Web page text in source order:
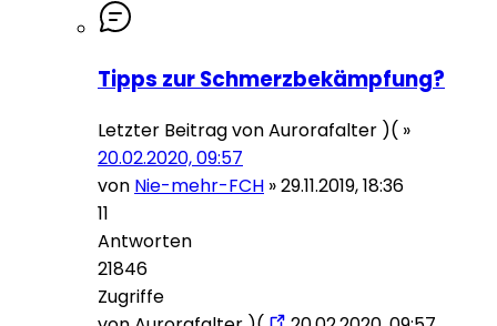
Tipps zur Schmerzbekämpfung?
Letzter Beitrag vonAurorafalter )( »
20.02.2020, 09:57
von Nie-mehr-FCH »29.11.2019, 18:36
11
Antworten
21846
Zugriffe